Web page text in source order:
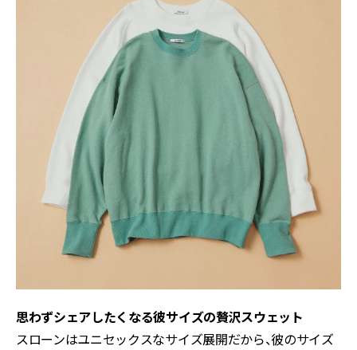
思わずシェアしたくなる彼サイズの贅沢スウェット
スローンはユニセックスなサイズ展開だから、彼のサイズ